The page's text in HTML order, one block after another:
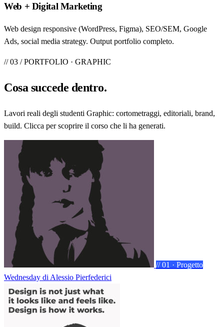
Web + Digital Marketing
Web design responsive (WordPress, Figma), SEO/SEM, Google
Ads, social media strategy. Output portfolio completo.
// 03 / PORTFOLIO · GRAPHIC
Cosasuccede dentro.
Lavori reali degli studenti Graphic: cortometraggi, editoriali, brand,
build. Clicca per scoprire il corso che li ha generati.
// 01 · Progetto
Wednesday di Alessio Pierfederici